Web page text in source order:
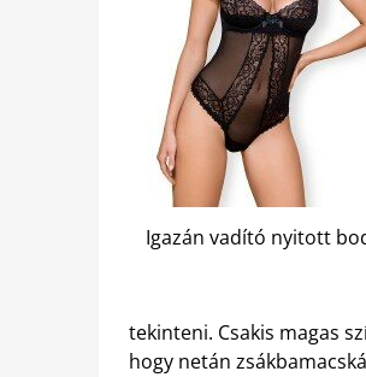
Igazán vadító nyitott
tekinteni. Csakis magas
hogy netán